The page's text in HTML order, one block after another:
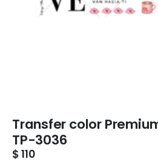
Transfer color
TP-3036
$ 110